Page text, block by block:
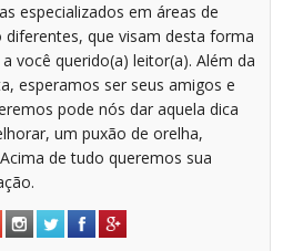
especializados em áreas de
diferentes, que visam desta forma
você querido(a) leitor(a). Além da
esperamos ser seus amigos e
pode nós dar aquela dica
um puxão de orelha,
de tudo queremos sua